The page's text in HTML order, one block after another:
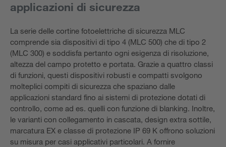
applicazioni di sicurezza
La serie delle cortine fotoelettriche di sicurezza MLC
comprende sia dispositivi di tipo 4 (MLC 500) che di tipo 2
(MLC 300) e soddisfa pertanto ogni esigenza di risoluzione,
altezza del campo protetto e portata. Grazie a quattro classi
di funzioni, questi dispositivi robusti e compatti svolgono
molteplici compiti di sicurezza che spaziano dalle
applicazioni standard fino ai sistemi di protezione dotati di
controllo, come ad es. quelli con funzione di blanking. Inoltre,
le varianti con collegamento in cascata, design extra sottile,
marcatura EX e classe di protezione IP 69 K offrono soluzioni
su misura per casi applicativi particolari. A fornire